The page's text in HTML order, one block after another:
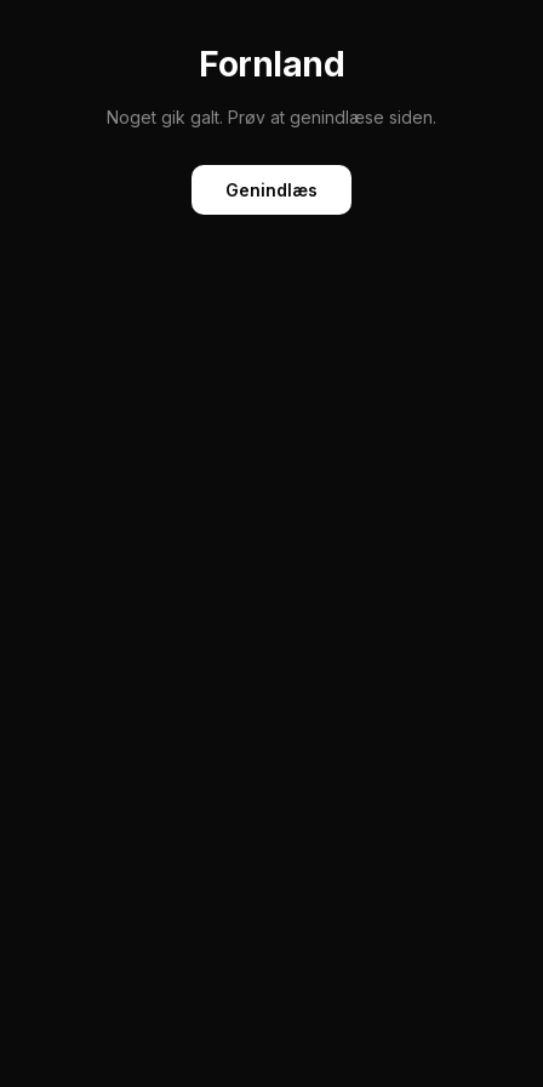
Fornland
Noget gik galt. Prøv at genindlæse siden.
Genindlæs